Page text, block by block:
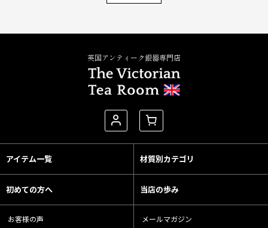
英国アンティーク銀器専門店
アイテム一覧 材質別カテゴリ
初めての方へ 当店の歩み
お客様の声 メールマガジン